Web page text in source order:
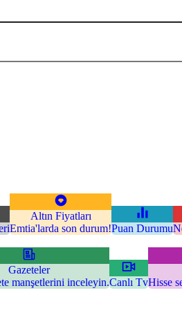
Altın Fiyatları
Emtia'larda son durum!Puan Durumu
Gazeteler
manşetlerini inceleyin.Canlı TvHisse